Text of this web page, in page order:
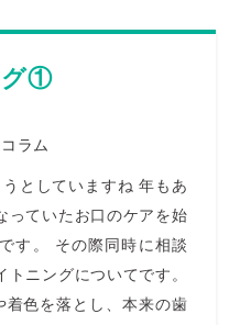
グ①
ラム
としていますね 年もあ
っていたお口のケアを始
す。 その際同時に相談
ニングについてです。
色を落とし、本来の歯